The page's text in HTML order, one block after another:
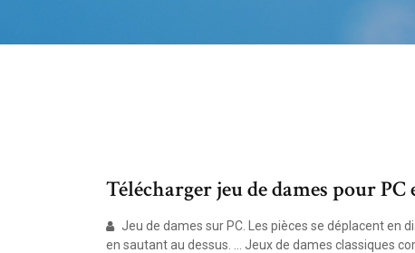
Télécharger jeu de dames pour
Jeu de dames sur PC. Les pièces se déplacent en
en sautant au dessus. ... Jeux de dames classiques